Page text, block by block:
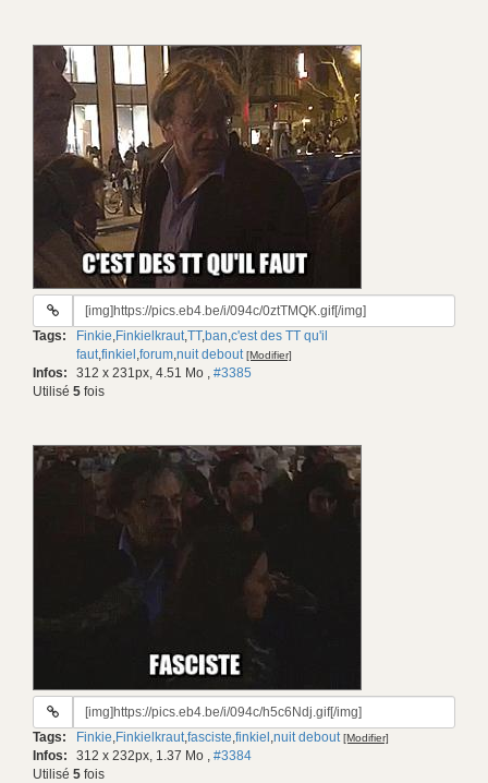
URL
gif:
Tags: Finkie,Finkielkraut,TT,ban,c'est des TT qu'il
faut,finkiel ,forum,nuit debout [Modifier]
Infos: 312 x 231px, 4.51 Mo , #3385
Utilisé 5 fois
URL
gif:
Tags: Finkie,Finkielkraut,fasciste,finkiel ,nuit debout [Modifier]
Infos: 312 x 232px, 1.37 Mo , #3384
Utilisé 5 fois